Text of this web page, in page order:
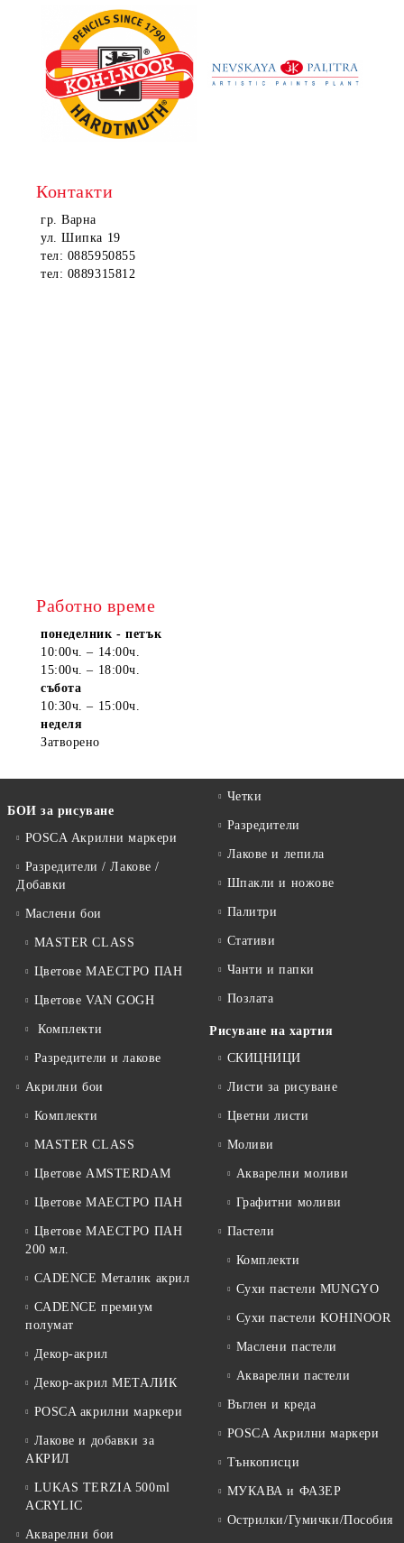
Контакти
гр. Варна
ул. Шипка 19
тел: 0885950855
тел: 0889315812
Работно време
понеделник - петък
10:00ч. – 14:00ч.
15:00ч. – 18:00ч.
събота
10:30ч. – 15:00ч.
неделя
Затворено
БОИ за рисуване
POSCA Акрилни маркери
Разредители / Лакове /
Добавки
Маслени бои
MASTER CLASS
Цветове МАЕСТРО ПАН
Цветове VAN GOGH
Комплекти
Разредители и лакове
Акрилни бои
Комплекти
MASTER CLASS
Цветове AMSTERDAM
Цветове МАЕСТРО ПАН
Цветове МАЕСТРО ПАН
200 мл.
CADENCE Металик акрил
CADENCE премиум
полумат
Декор-акрил
Декор-акрил МЕТАЛИК
POSCA акрилни маркери
Лакове и добавки за
АКРИЛ
LUKAS TERZIA 500ml
ACRYLIC
Акварелни бои
Четки
Разредители
Лакове и лепила
Шпакли и ножове
Палитри
Стативи
Чанти и папки
Позлата
Рисуване на хартия
СКИЦНИЦИ
Листи за рисуване
Цветни листи
Моливи
Акварелни моливи
Графитни моливи
Пастели
Комплекти
Сухи пастели MUNGYO
Сухи пастели KOHINOOR
Маслени пастели
Акварелни пастели
Въглен и креда
POSCA Акрилни маркери
Тънкописци
МУКАВА и ФАЗЕР
Острилки/Гумички/Пособия